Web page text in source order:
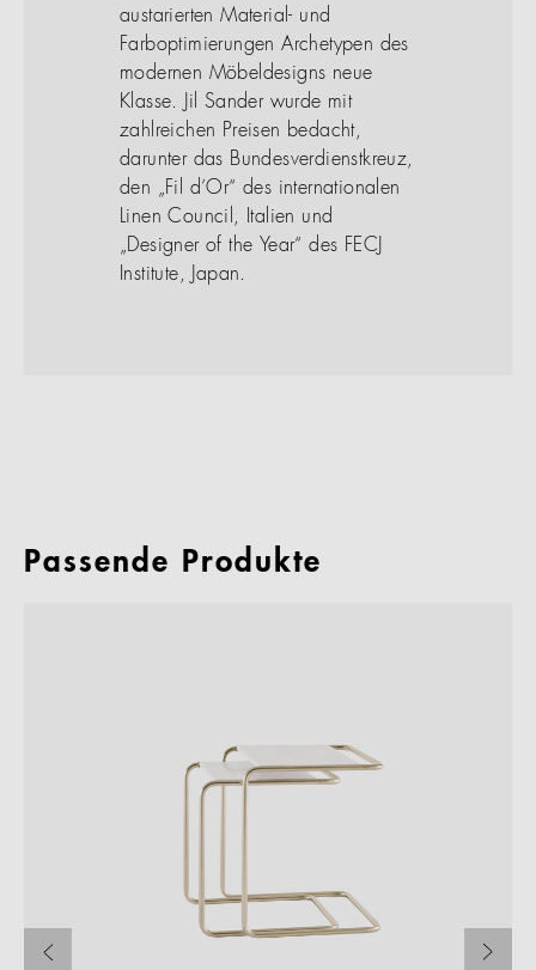
austarierten Material- und
Farboptimierungen Archetypen des
modernen Möbeldesigns neue
Klasse. Jil Sander wurde mit
zahlreichen Preisen bedacht,
darunter das Bundesverdienstkreuz,
den „Fil d’Or“ des internationalen
Linen Council, Italien und
„Designer of the Year“ des FECJ
Institute, Japan.
Passende Produkte